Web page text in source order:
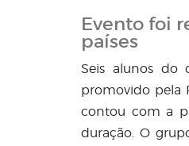
Evento foi
países
Seis alunos do
promovido pela
contou com a
duração. O